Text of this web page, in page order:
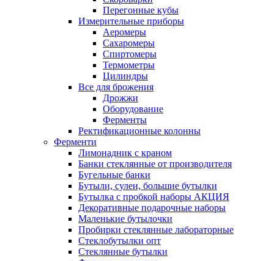
Перегонные кубы
Измерительные приборы
Аеромеры
Сахаромеры
Спиртомеры
Термометры
Цилиндры
Все для брожения
Дрожжи
Оборудование
Ферменты
Ректификационные колонны
Ферменти
Лимонадник с краном
Банки стеклянные от производителя
Бугельные банки
Бутыли, сулеи, большие бутылки
Бутылка с пробкой наборы АКЦИЯ
Декоративные подарочные наборы
Маленькие бутылочки
Пробирки стеклянные лабораторные
Стеклобутылки опт
Стеклянные бутылки